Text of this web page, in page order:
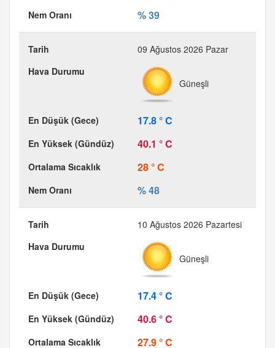
% 39
09 Ağustos 2026 Pazar
Güneşli
17.8 ° C
40.1 ° C
28 ° C
% 48
10 Ağustos 2026 Pazartesi
Güneşli
17.4 ° C
40.6 ° C
27.9 ° C